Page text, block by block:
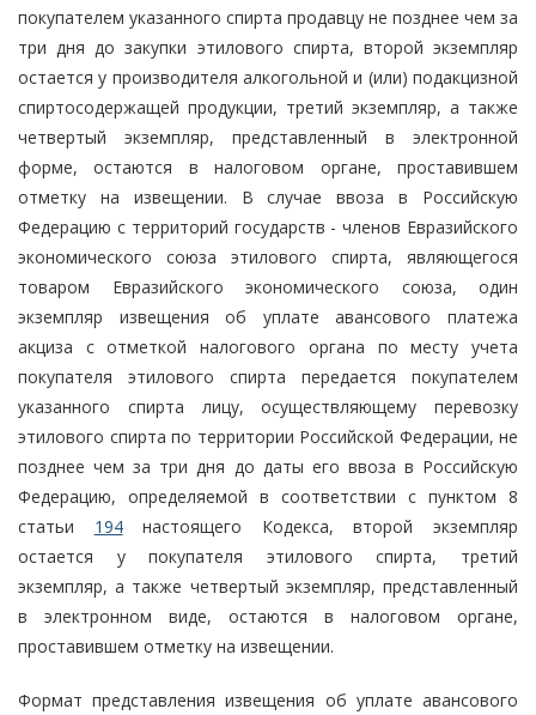
покупателем указанного спирта продавцу не позднее чем за
три дня до закупки этилового спирта, второй экземпляр
остается у производителя алкогольной и (или) подакцизной
спиртосодержащей продукции, третий экземпляр, а также
четвертый экземпляр, представленный в электронной
форме, остаются в налоговом органе, проставившем
отметку на извещении. В случае ввоза в Российскую
Федерацию с территорий государств - членов Евразийского
экономического союза этилового спирта, являющегося
товаром Евразийского экономического союза, один
экземпляр извещения об уплате авансового платежа
акциза с отметкой налогового органа по месту учета
покупателя этилового спирта передается покупателем
указанного спирта лицу, осуществляющему перевозку
этилового спирта по территории Российской Федерации, не
позднее чем за три дня до даты его ввоза в Российскую
Федерацию, определяемой в соответствии с пунктом 8
статьи 194настоящего Кодекса, второй экземпляр
остается у покупателя этилового спирта, третий
экземпляр, а также четвертый экземпляр, представленный
в электронном виде, остаются в налоговом органе,
проставившем отметку на извещении.
Формат представления извещения об уплате авансового